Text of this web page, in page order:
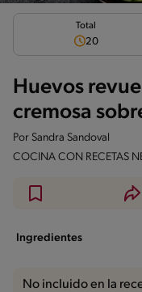
Total
20
Huevos
cremosa
Por Sandra Sandoval
COCINA CON RECETAS
Ingredientes
No incluido en la